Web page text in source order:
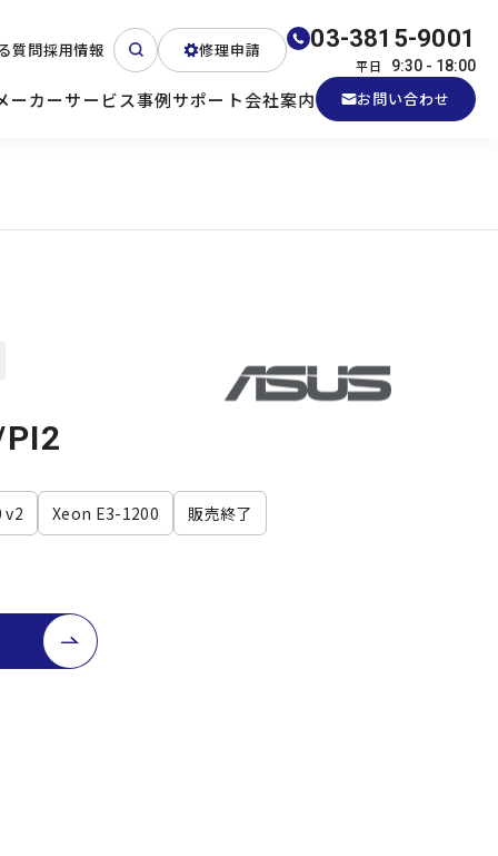
質問採用情報 修理申請 03-3815-9001
平日 9:30 - 18:00
産業用PC
ーカーサービス事例サポート会社案内 お問い合わせ
v2 Xeon E3-1200 販売終了